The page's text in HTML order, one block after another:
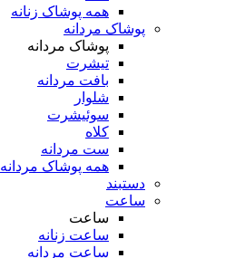
همه پوشاک زنانه
پوشاک مردانه
پوشاک مردانه
تیشرت
بافت مردانه
شلوار
سوئیشرت
کلاه
ست مردانه
همه پوشاک مردانه
دستبند
ساعت
ساعت
ساعت زنانه
ساعت مردانه